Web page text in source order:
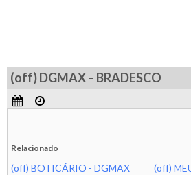
(off) DGMAX – BRADESCO
Relacionado
(off) BOTICÁRIO - DGMAX
(off)